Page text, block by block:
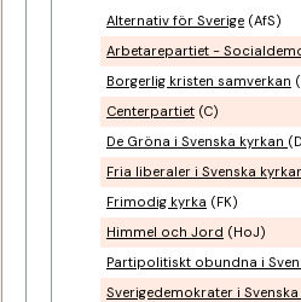
Alternativ för Sverige (AfS)
Arbetarepartiet -
Borgerlig kristen samverkan
Centerpartiet (C)
De Gröna i Svenska kyrkan
Fria liberaler i Svenska
Frimodig kyrka (FK)
Himmel och Jord (HoJ)
Partipolitiskt obundna i
Sverigedemokrater i